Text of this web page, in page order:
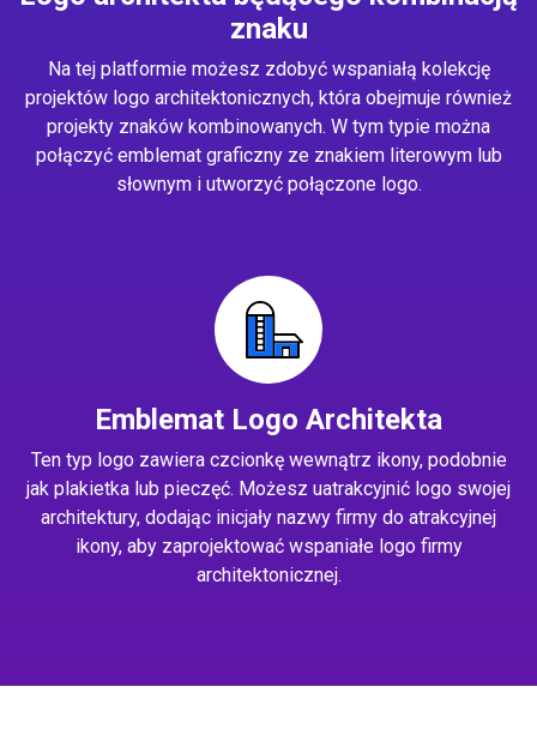
znaku
Na tej platformie możesz zdobyć wspaniałą kolekcję
projektów logo architektonicznych, która obejmuje również
projekty znaków kombinowanych. W tym typie można
połączyć emblemat graficzny ze znakiem literowym lub
słownym i utworzyć połączone logo.
Emblemat Logo Architekta
Ten typ logo zawiera czcionkę wewnątrz ikony, podobnie
jak plakietka lub pieczęć. Możesz uatrakcyjnić logo swojej
architektury, dodając inicjały nazwy firmy do atrakcyjnej
ikony, aby zaprojektować wspaniałe logo firmy
architektonicznej.